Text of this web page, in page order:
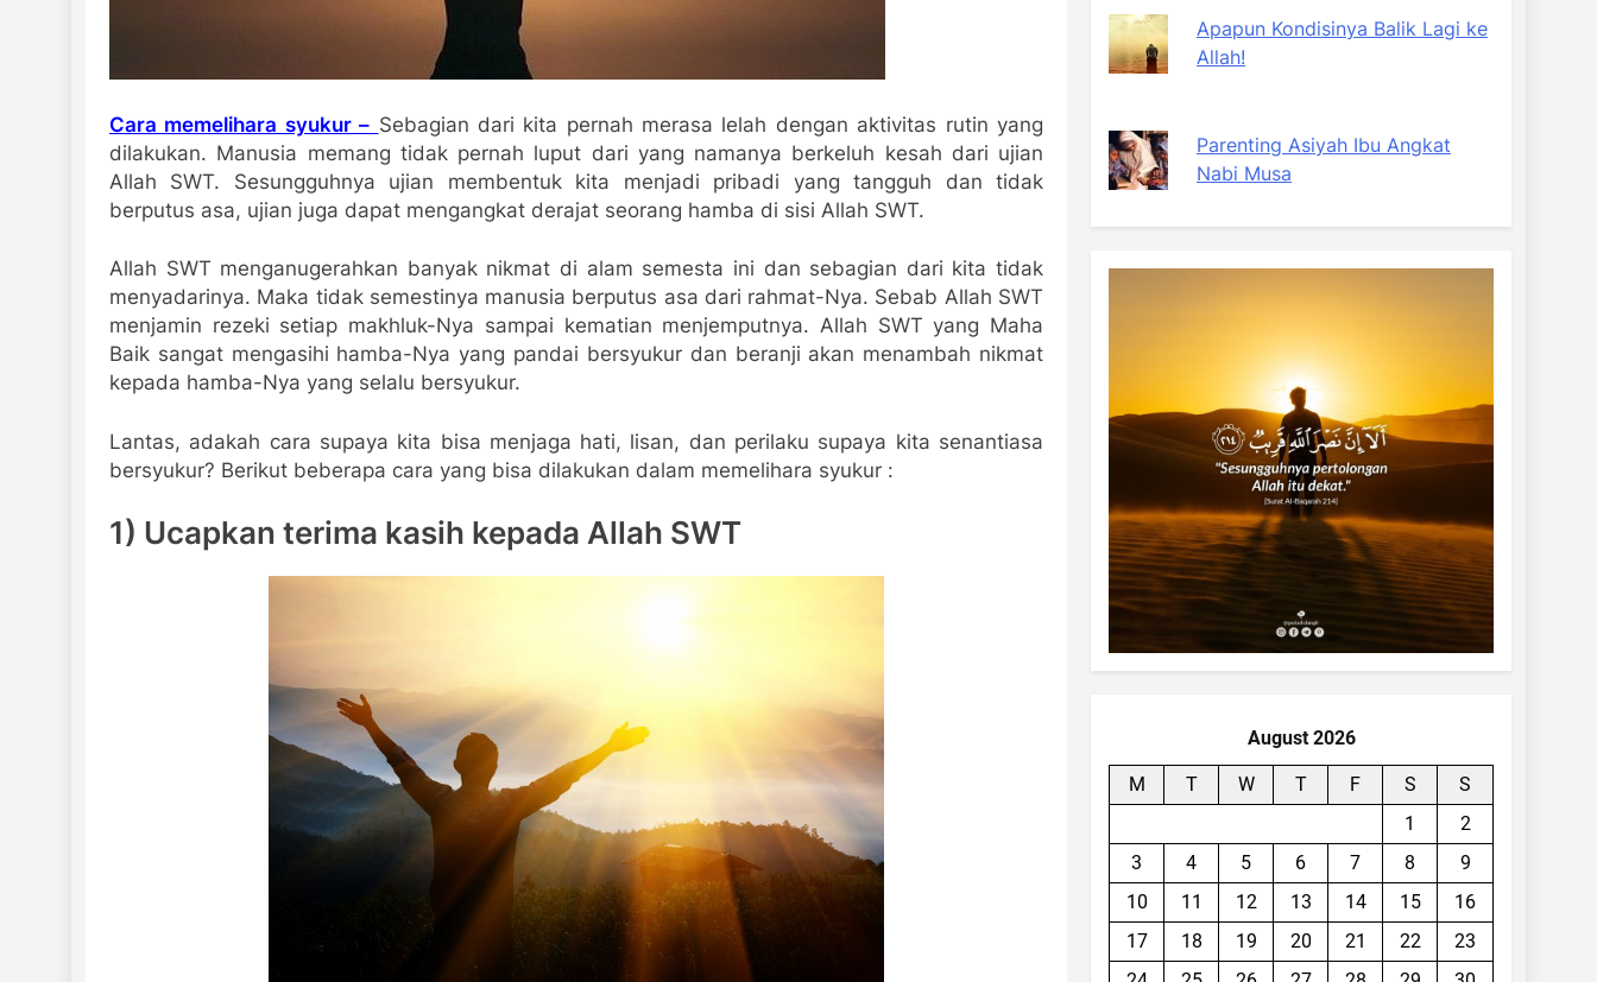
Cara memelihara syukur – Sebagian dari kita pernah merasa lelah dengan aktivitas rutin yang
dilakukan. Manusia memang tidak pernah luput dari yang namanya berkeluh kesah dari ujian
Allah SWT. Sesungguhnya ujian membentuk kita menjadi pribadi yang tangguh dan tidak
berputus asa, ujian juga dapat mengangkat derajat seorang hamba di sisi Allah SWT.
Allah SWT menganugerahkan banyak nikmat di alam semesta ini dan sebagian dari kita tidak
menyadarinya. Maka tidak semestinya manusia berputus asa dari rahmat-Nya. Sebab Allah SWT
menjamin rezeki setiap makhluk-Nya sampai kematian menjemputnya. Allah SWT yang Maha
Baik sangat mengasihi hamba-Nya yang pandai bersyukur dan beranji akan menambah nikmat
kepada hamba-Nya yang selalu bersyukur.
Lantas, adakah cara supaya kita bisa menjaga hati, lisan, dan perilaku supaya kita senantiasa
bersyukur? Berikut beberapa cara yang bisa dilakukan dalam memelihara syukur :
1) Ucapkan terima kasih kepada Allah SWT
Apapun Kondisinya Balik Lagi ke
Allah!
Parenting Asiyah Ibu Angkat
Nabi Musa
August 2026
M T W T F S
S
1
2
3
4 5 6 7 8
9
10
11 12 13 14 15
16
17
18 19 20 21 22
23